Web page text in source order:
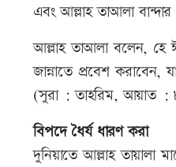
এবং আল্লাহ তাআলা
আল্লাহ তাআলা বলেন, হে
জান্নাতে প্রবেশ করাবেন,
(সুরা : তাহরিম, আয়াত :
বিপদে ধৈর্য ধারণ করা
দুনিয়াতে আল্লাহ তায়ালা